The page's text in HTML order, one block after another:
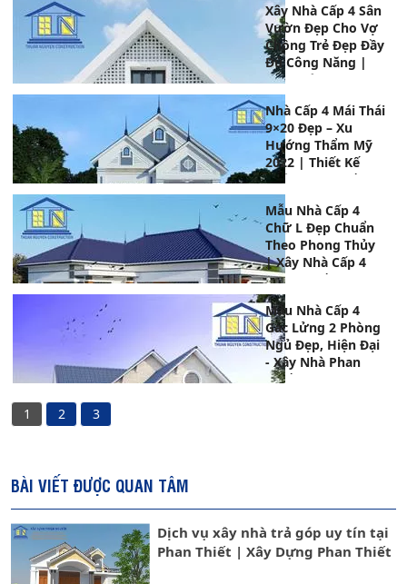
Xây Nhà Cấp 4 Sân
Vườn Đẹp Cho Vợ
Chồng Trẻ Đẹp Đầy
Đủ Công Năng |
Xây Nhà Phan
Thiết
Nhà Cấp 4 Mái Thái
9×20 Đẹp – Xu
Hướng Thẩm Mỹ
2022 | Thiết Kế
Nhà Phan Thiết
Mẫu Nhà Cấp 4
Chữ L Đẹp Chuẩn
Theo Phong Thủy
| Xây Nhà Cấp 4
Phan Thiết
Mẫu Nhà Cấp 4
Gác Lửng 2 Phòng
Ngủ Đẹp, Hiện Đại
- Xây Nhà Phan
Thiết
1 2 3
BÀI VIẾT ĐƯỢC QUAN TÂM
Dịch vụ xây nhà trả góp uy tín tại
Phan Thiết | Xây Dựng Phan Thiết